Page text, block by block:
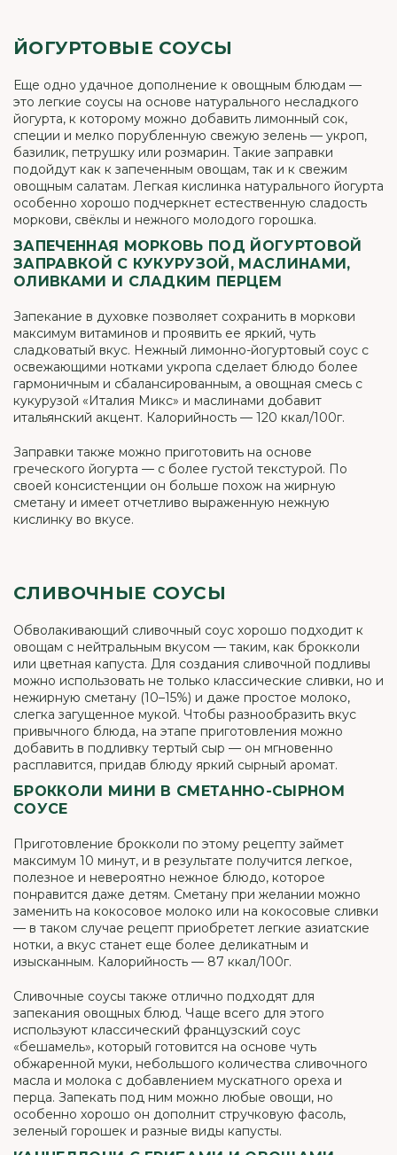
ЙОГУРТОВЫЕ СОУСЫ
Еще одно удачное дополнение к овощным блюдам —
это легкие соусы на основе натурального несладкого
йогурта, к которому можно добавить лимонный сок,
специи и мелко порубленную свежую зелень — укроп,
базилик, петрушку или розмарин. Такие заправки
подойдут как к запеченным овощам, так и к свежим
овощным салатам. Легкая кислинка натурального йогурта
особенно хорошо подчеркнет естественную сладость
моркови, свёклы и нежного молодого горошка.
ЗАПЕЧЕННАЯ МОРКОВЬ ПОД ЙОГУРТОВОЙ
ЗАПРАВКОЙ С КУКУРУЗОЙ, МАСЛИНАМИ,
ОЛИВКАМИ И СЛАДКИМ ПЕРЦЕМ
Запекание в духовке позволяет сохранить в моркови
максимум витаминов и проявить ее яркий, чуть
сладковатый вкус. Нежный лимонно-йогуртовый соус с
освежающими нотками укропа сделает блюдо более
гармоничным и сбалансированным, а овощная смесь с
кукурузой «Италия Микс» и маслинами добавит
итальянский акцент. Калорийность — 120 ккал/100г.
Заправки также можно приготовить на основе
греческого йогурта — с более густой текстурой. По
своей консистенции он больше похож на жирную
сметану и имеет отчетливо выраженную нежную
кислинку во вкусе.
СЛИВОЧНЫЕ СОУСЫ
Обволакивающий сливочный соус хорошо подходит к
овощам с нейтральным вкусом — таким, как брокколи
или цветная капуста. Для создания сливочной подливы
можно использовать не только классические сливки, но и
нежирную сметану (10–15%) и даже простое молоко,
слегка загущенное мукой. Чтобы разнообразить вкус
привычного блюда, на этапе приготовления можно
добавить в подливку тертый сыр — он мгновенно
расплавится, придав блюду яркий сырный аромат.
БРОККОЛИ МИНИ В СМЕТАННО-СЫРНОМ
СОУСЕ
Приготовление брокколи по этому рецепту займет
максимум 10 минут, и в результате получится легкое,
полезное и невероятно нежное блюдо, которое
понравится даже детям. Сметану при желании можно
заменить на кокосовое молоко или на кокосовые сливки
— в таком случае рецепт приобретет легкие азиатские
нотки, а вкус станет еще более деликатным и
изысканным. Калорийность — 87 ккал/100г.
Сливочные соусы также отлично подходят для
запекания овощных блюд. Чаще всего для этого
используют классический французский соус
«бешамель», который готовится на основе чуть
обжаренной муки, небольшого количества сливочного
масла и молока с добавлением мускатного ореха и
перца. Запекать под ним можно любые овощи, но
особенно хорошо он дополнит стручковую фасоль,
зеленый горошек и разные виды капусты.